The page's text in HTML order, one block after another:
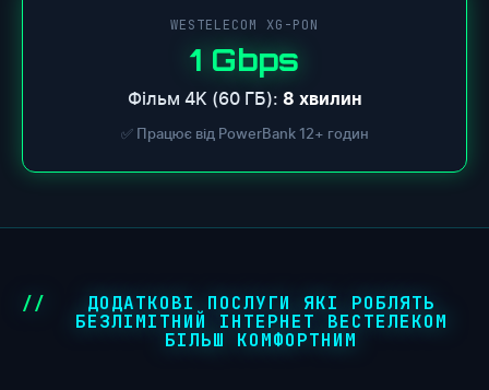
WESTELECOM XG-PON
1 Gbps
Фільм 4K (60 ГБ): 8 хвилин
✅ Працює від PowerBank 12+ годин
ДОДАТКОВІ ПОСЛУГИ ЯКІ РОБЛЯТЬ
БЕЗЛІМІТНИЙ ІНТЕРНЕТ ВЕСТЕЛЕКОМ
БІЛЬШ КОМФОРТНИМ